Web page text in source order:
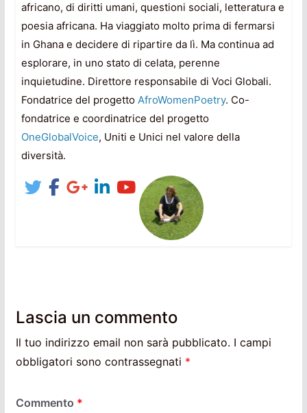
africano, di diritti umani, questioni sociali, letteratura e
poesia africana. Ha viaggiato molto prima di fermarsi
in Ghana e decidere di ripartire da lì. Ma continua ad
esplorare, in uno stato di celata, perenne
inquietudine. Direttore responsabile di Voci Globali.
Fondatrice del progetto AfroWomenPoetry. Co-
fondatrice e coordinatrice del progetto
OneGlobalVoice, Uniti e Unici nel valore della
diversità.
Lascia un commento
Il tuo indirizzo email non sarà pubblicato. I campi
obbligatori sono contrassegnati *
Commento *